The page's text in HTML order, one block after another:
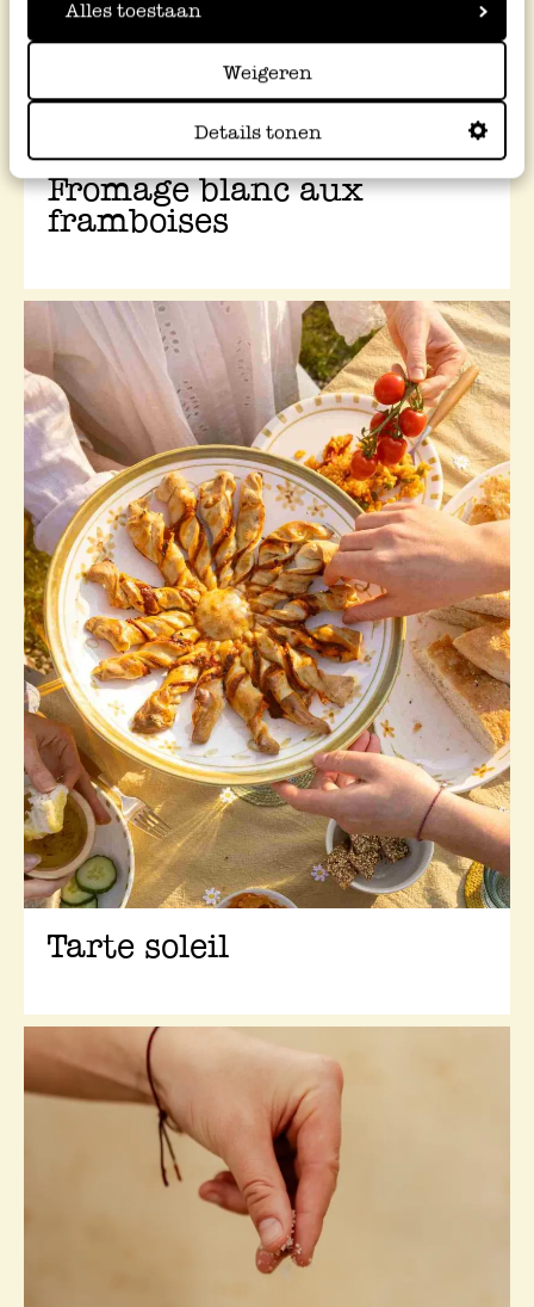
Alles toestaan
Weigeren
Details tonen
Fromage blanc aux
framboises
Tarte soleil